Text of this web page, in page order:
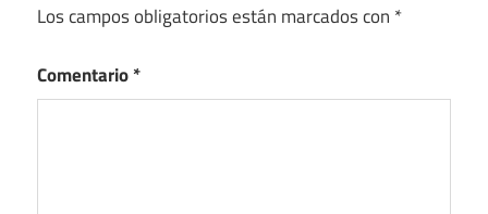
Los campos obligatorios están marcados con *
Comentario*